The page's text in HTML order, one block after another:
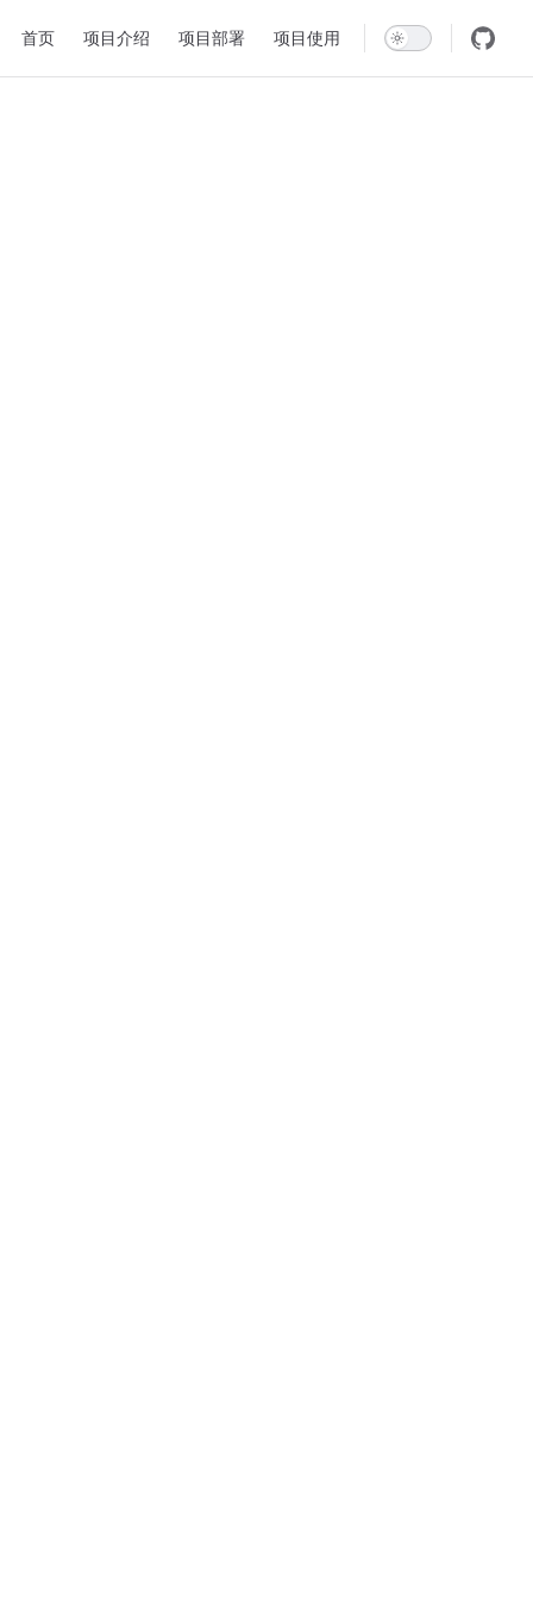
首页 项目介绍 项目部署 项目使用